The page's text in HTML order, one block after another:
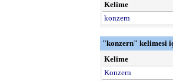
Kelime
konzern
"konzern" kelimesi
Kelime
Konzern